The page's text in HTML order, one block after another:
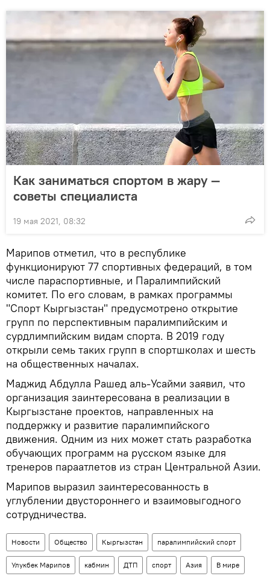
Как заниматься спортом в жару —
советы специалиста
19 мая 2021, 08:32
Марипов отметил, что в республике
функционируют 77 спортивных федераций, в том
числе параспортивные, и Паралимпийский
комитет. По его словам, в рамках программы
"Спорт Кыргызстан" предусмотрено открытие
групп по перспективным паралимпийским и
сурдлимпийским видам спорта. В 2019 году
открыли семь таких групп в спортшколах и шесть
на общественных началах.
Маджид Абдулла Рашед аль-Усайми заявил, что
организация заинтересована в реализации в
Кыргызстане проектов, направленных на
поддержку и развитие паралимпийского
движения. Одним из них может стать разработка
обучающих программ на русском языке для
тренеров параатлетов из стран Центральной Азии.
Марипов выразил заинтересованность в
углублении двустороннего и взаимовыгодного
сотрудничества.
Новости Общество Кыргызстан паралимпийский спорт
Улукбек Марипов кабмин ДТП спорт Азия В мире